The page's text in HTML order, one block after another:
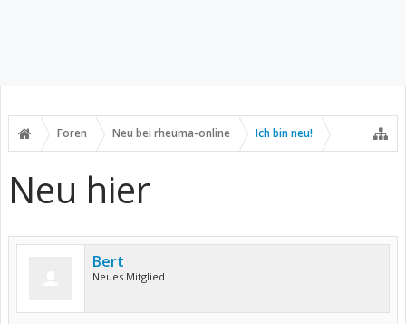
Foren Neu bei rheuma-online Ich bin neu!
Neu hier
Bert
Neues Mitglied